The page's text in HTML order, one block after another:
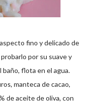
por su suave y
baño, flota en el agua.
manteca de cacao,
de aceite de oliva, con